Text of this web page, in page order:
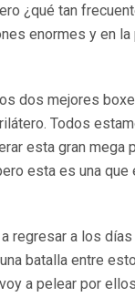
¿qué tan
enormes y en la
dos mejores
Todos
esta gran mega
esta es una que
regresar a los
una batalla entre
a pelear por